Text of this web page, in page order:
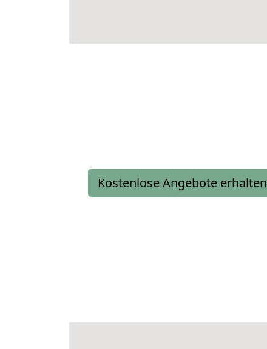
Kostenlose Angebote erhalten